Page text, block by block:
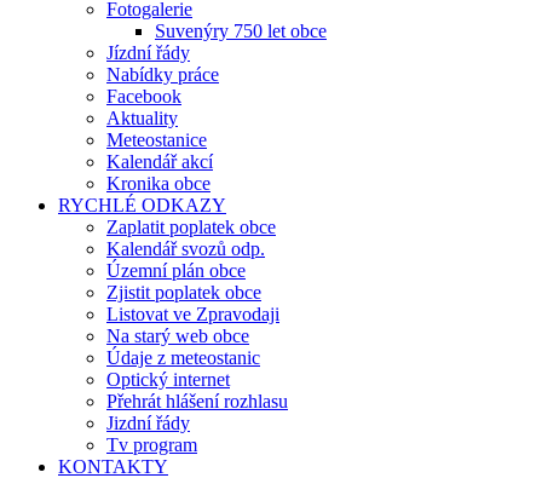
Fotogalerie
Suvenýry 750 let obce
Jízdní řády
Nabídky práce
Facebook
Aktuality
Meteostanice
Kalendář akcí
Kronika obce
RYCHLÉ ODKAZY
Zaplatit poplatek obce
Kalendář svozů odp.
Územní plán obce
Zjistit poplatek obce
Listovat ve Zpravodaji
Na starý web obce
Údaje z meteostanic
Optický internet
Přehrát hlášení rozhlasu
Jizdní řády
Tv program
KONTAKTY